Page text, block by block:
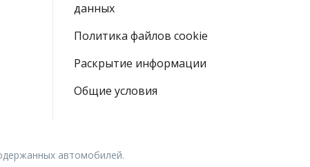
данных
Политика файлов cookie
Раскрытие информации
Общие условия
автомобилей.